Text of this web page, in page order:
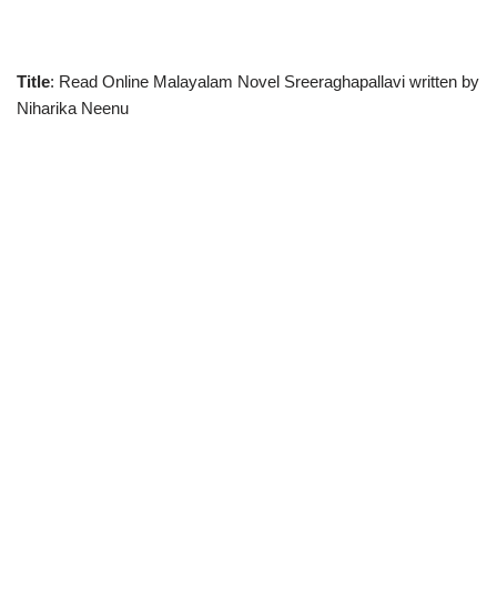
Title: Read Online Malayalam Novel Sreeraghapallavi written by
Niharika Neenu